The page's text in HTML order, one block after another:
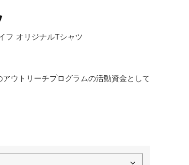
フ オリジナルTシャツ
ウトリーチプログラムの活動資金として